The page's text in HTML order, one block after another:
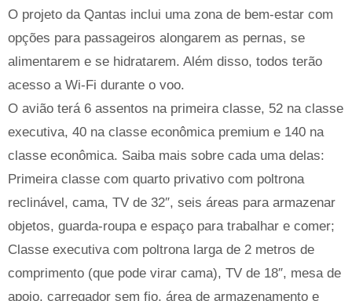
O projeto da Qantas inclui uma zona de bem-estar com
opções para passageiros alongarem as pernas, se
alimentarem e se hidratarem. Além disso, todos terão
acesso a Wi-Fi durante o voo.
O avião terá 6 assentos na primeira classe, 52 na classe
executiva, 40 na classe econômica premium e 140 na
classe econômica. Saiba mais sobre cada uma delas:
Primeira classe com quarto privativo com poltrona
reclinável, cama, TV de 32″, seis áreas para armazenar
objetos, guarda-roupa e espaço para trabalhar e comer;
Classe executiva com poltrona larga de 2 metros de
comprimento (que pode virar cama), TV de 18″, mesa de
apoio, carregador sem fio, área de armazenamento e